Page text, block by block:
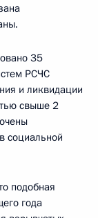
35
РСЧС
и ликвидации
свыше 2
социальной
подобная
года